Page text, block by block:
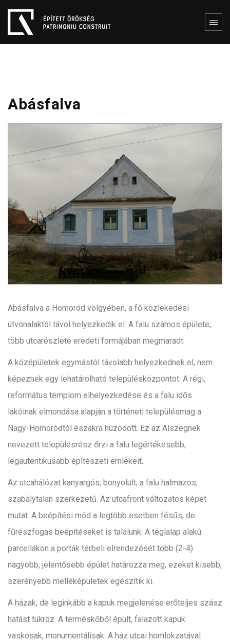
Abásfalva
Abásfalva a Homoród völgyében, a fő közlekedési
útvonalaktól távol helyezkedik el. A falu számos épülete,
több utcarészlete eredeti formájában megmaradt.
A középületek egymástól távolabb helyezkednek el, nem
képeznek egy lehatárolható településközpontot. A régi,
református templom elhelyezkedése és a falu idős
lakóinak elmondása alapján a történeti településmag a
Nagy-Homoródtól északra húzódott. Ez az Alszegnek
nevezett településrész őrzi a falu legértékesebb,
legautentikusabb építészeti emlékeit.
Az utcahálózat kanyargós, bonyolult; a falu halmazos,
szabálytalan szerkezetű. Az utcafront változatos képet
mutat. A beépítési mód a legtöbb esetben fésűs, de
fűrészfogas beépítéseket is találunk. A téglalap alakú
parcellákon a porták térbeli elrendezését több (2-4)
nagyobb, jelentősebb épület határozza meg, ezeket kisebb,
szerényebb melléképületek egészítik ki.
A házak, de leginkább a kapuk megjelenése erőteljes szász
hatást tükröz. A terméskőből épült, falazott kapuk
vaskosak, monumentálisak. A ház utcai homlokzatával